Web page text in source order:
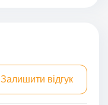
Залишити відгук